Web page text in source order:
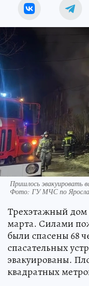
Пришлось эвакуировать
Фото: ГУ МЧС по
Трехэтажный дом
марта. Силами
были спасены 68
спасательных
эвакуированы.
квадратных